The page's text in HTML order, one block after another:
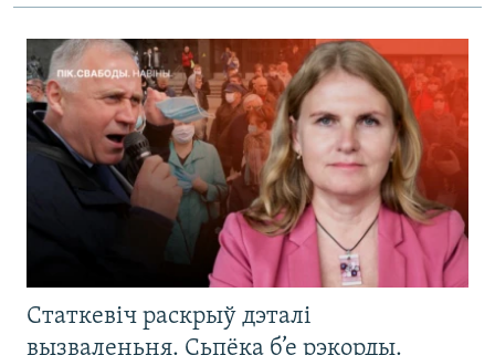
Статкевіч раскрыў дэталі
вызваленьня. Сьпёка б’е рэкорды.